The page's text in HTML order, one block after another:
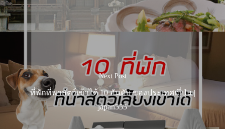
Next Post
ที่พักที่พาสัตว์เข้าได้ 10 อันดับ ของประเทศญี่ปุ่น |
japan555